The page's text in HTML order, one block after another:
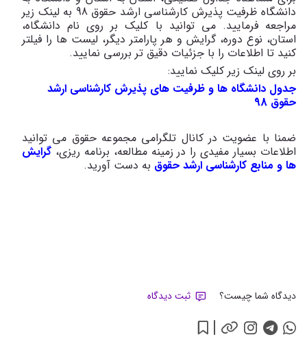
دانشگاه ظرفیت پذیرش کارشناسی ارشد حقوق 98 به لینک زیر
مراجعه فرمایید. می توانید با کلیک بر روی نام دانشگاه،
استان، نوع دوره، گرایش و هر پارامتر دیگر، لیست ها را فیلتر
کنید تا اطلاعات را با جزئیات دقیق تر بررسی نمایید.
بر روی لینک زیر کلیک نمایید:
جدول دانشگاه ها و ظرفیت های پذیرش کارشناسی ارشد
حقوق 98
ضمنا با عضویت در کانال تلگرامی مجموعه حقوق می توانید
اطلاعات بسیار مفیدی را در زمینه مطالعه، برنامه ریزی، گرایش
ها و منابع کارشناسی ارشد حقوق به دست آورید.
دیدگاه شما چیست؟ ثبت دیدگاه